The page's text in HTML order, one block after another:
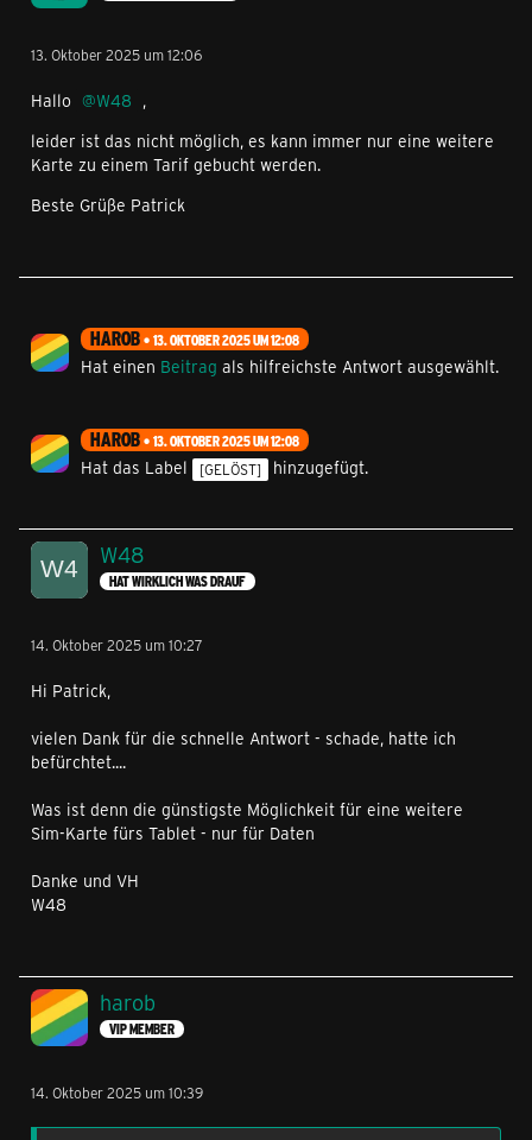
13. Oktober 2025 um 12:06
Hallo W48 ,
leider ist das nicht möglich, es kann immer nur eine weitere
Karte zu einem Tarif gebucht werden.
Beste Grüße Patrick
HAROB 13. OKTOBER 2025 UM 12:08
Hat einen Beitrag als hilfreichste Antwort ausgewählt.
HAROB 13. OKTOBER 2025 UM 12:08
Hat das Label [GELÖST] hinzugefügt.
W48
HAT WIRKLICH WAS DRAUF
14. Oktober 2025 um 10:27
Hi Patrick,
vielen Dank für die schnelle Antwort - schade, hatte ich
befürchtet....
Was ist denn die günstigste Möglichkeit für eine weitere
Sim-Karte fürs Tablet - nur für Daten
Danke und VH
W48
harob
VIP MEMBER
14. Oktober 2025 um 10:39